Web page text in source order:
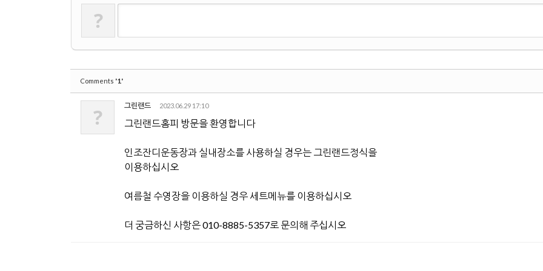
?
Comments '1'
? 그린랜드 2023.06.29 17:10
그린랜드홈피 방문을 환영합니다
인조잔디운동장과 실내장소를 사용하실 경우는 그린랜드정식을
이용하십시오
여름철 수영장을 이용하실 경우 세트메뉴를 이용하십시오
더 궁금하신 사항은 010-8885-5357로 문의해 주십시오